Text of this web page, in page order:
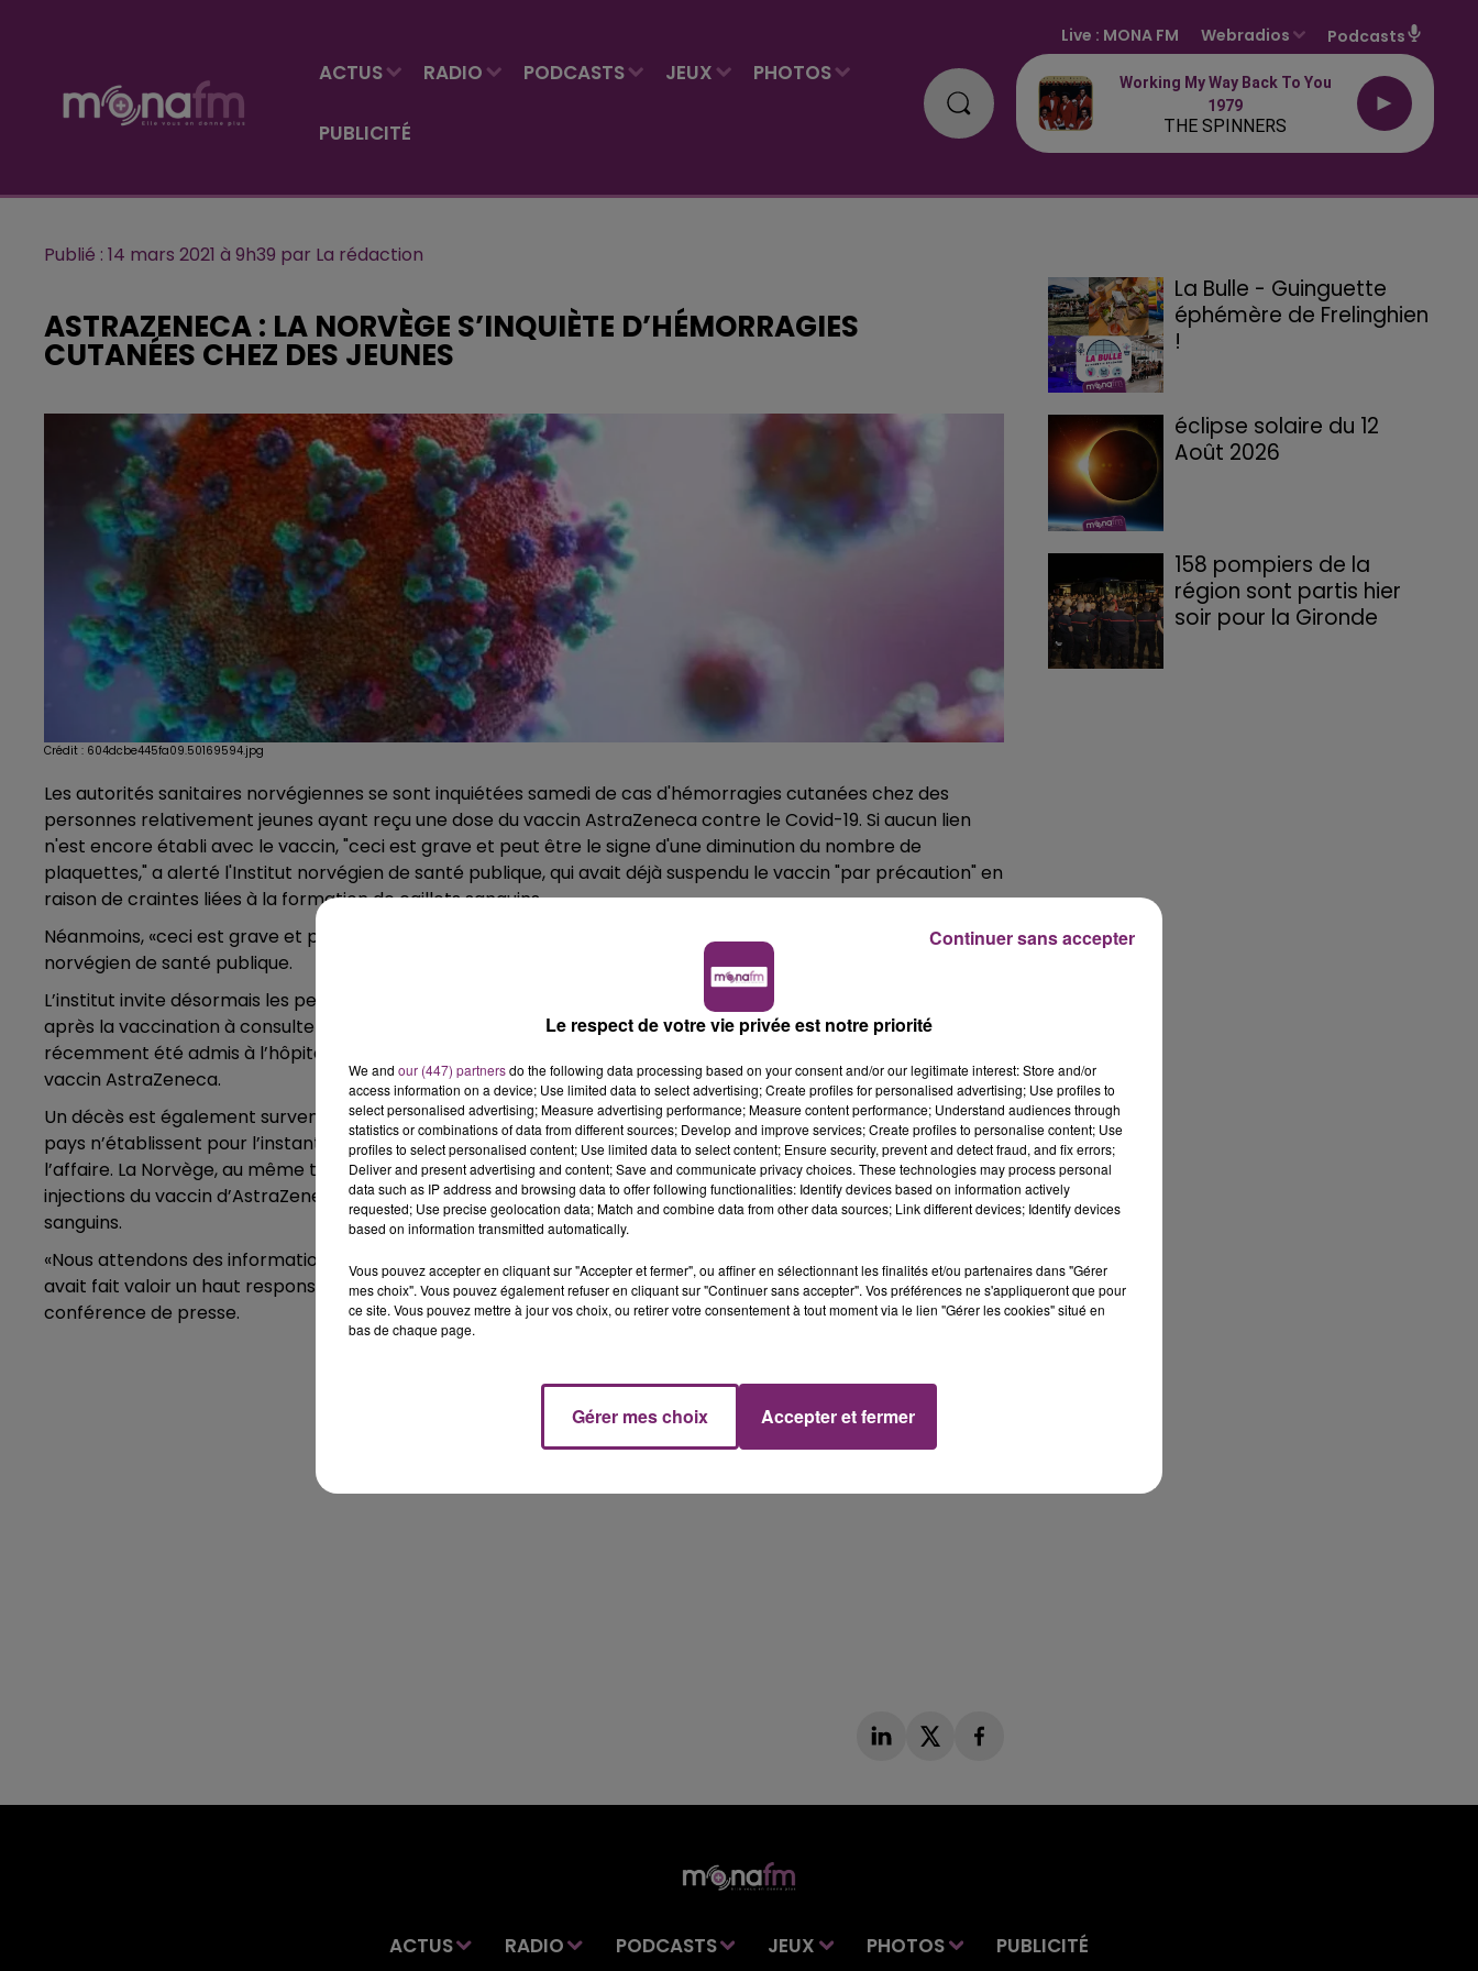
ACTUS RADIO PODCASTS JEUX PHOTOS
PUBLICITÉ
Live : MONA FM Webradios Podcasts
Working My Way Back To You
1979
THE SPINNERS
Publié : 14 mars 2021 à 9h39 par La rédaction
ASTRAZENECA : LA NORVÈGE S’INQUIÈTE D’HÉMORRAGIES
CUTANÉES CHEZ DES JEUNES
Crédit : 604dcbe445fa09.50169594.jpg
Les autorités sanitaires norvégiennes se sont inquiétées samedi de cas d'hémorragies cutanées chez des
personnes relativement jeunes ayant reçu une dose du vaccin AstraZeneca contre le Covid-19. Si aucun lien
n'est encore établi avec le vaccin, "ceci est grave et peut être le signe d'une diminution du nombre de
plaquettes," a alerté l'Institut norvégien de santé publique, qui avait déjà suspendu le vaccin "par précaution" en
raison de craintes liées à la formation de caillots sanguins.
Néanmoins, «ceci est grave et peut être le signe d’une diminution du nombre de plaquettes», a alerté l’Institut
norvégien de santé publique.
L’institut invite désormais les personnes de moins de 50 ans présentant des symptômes plus de trois jours
après la vaccination à consulter un médecin. Par ailleurs, trois membres du personnel de santé ont
récemment été admis à l’hôpital universitaire d’Oslo pour des caillots sanguins, après s’être vus administrer le
vaccin AstraZeneca.
Un décès est également survenu à la suite d’une hémorragie cérébrale. Là encore, les autorités sanitaires du
pays n’établissent pour l’instant pas de lien avec l’administration du vaccin d’AstraZeneca mais enquêtent sur
l’affaire. La Norvège, au même titre que l’Islande ou le Danemark, avait déjà annoncé jeudi la suspension des
injections du vaccin d’AstraZeneca «par précaution», en raison de craintes liées à la formation de caillots
sanguins.
«Nous attendons des informations pour voir s’il y a un lien entre la vaccination et ce cas de caillots sanguins»,
avait fait valoir un haut responsable de l’Institut national de santé publique, Geir Bukholm, lors d’une
conférence de presse.
La Bulle - Guinguette
éphémère de Frelinghien
!
éclipse solaire du 12
Août 2026
158 pompiers de la
région sont partis hier
soir pour la Gironde
ACTUS RADIO PODCASTS JEUX PHOTOS PUBLICITÉ
Le respect de votre vie privée est notre priorité
We and our (447) partnersdo the following data processing based on your consent and/or our legitimate interest: Store and/or
access information on a device; Use limited data to select advertising; Create profiles for personalised advertising; Use profiles to
select personalised advertising; Measure advertising performance; Measure content performance; Understand audiences through
statistics or combinations of data from different sources; Develop and improve services; Create profiles to personalise content; Use
profiles to select personalised content; Use limited data to select content; Ensure security, prevent and detect fraud, and fix errors;
Deliver and present advertising and content; Save and communicate privacy choices. These technologies may process personal
data such as IP address and browsing data to offer following functionalities: Identify devices based on information actively
requested; Use precise geolocation data; Match and combine data from other data sources; Link different devices; Identify devices
based on information transmitted automatically.
Vous pouvez accepter en cliquant sur "Accepter et fermer", ou affiner en sélectionnant les finalités et/ou partenaires dans "Gérer
mes choix". Vous pouvez également refuser en cliquant sur "Continuer sans accepter". Vos préférences ne s'appliqueront que pour
ce site. Vous pouvez mettre à jour vos choix, ou retirer votre consentement à tout moment via le lien "Gérer les cookies" situé en
bas de chaque page.
Gérer mes choix Accepter et fermer
Continuer sans accepter